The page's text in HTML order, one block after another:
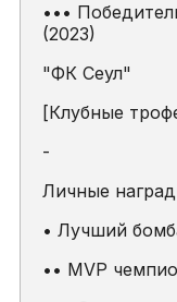
•••
(2023)
"ФК Сеул"
[Клубные
-
Личные
• Лучший
•• MVP